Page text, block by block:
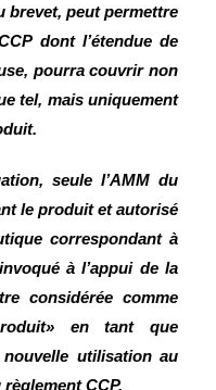
brevet, peut permettre
dont l’étendue de
pourra couvrir non
tel, mais uniquement
seule l’AMM du
le produit et autorisé
correspondant à
à l’appui de la
considérée comme
en tant que
utilisation au
CCP.